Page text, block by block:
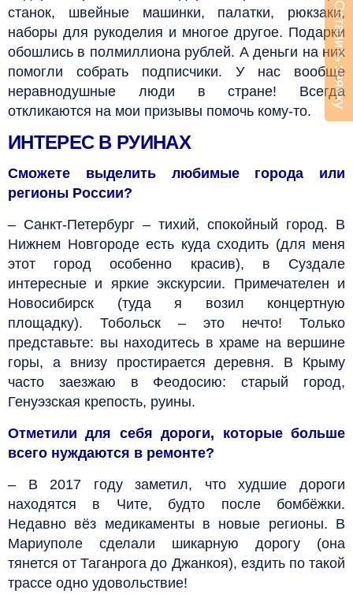
станок, швейные машинки, палатки, рюкзаки,
наборы для рукоделия и многое другое. Подарки
обошлись в полмиллиона рублей. А деньги на них
помогли собрать подписчики. У нас вообще
неравнодушные люди в стране! Всегда
откликаются на мои призывы помочь кому-то.
ИНТЕРЕС В РУИНАХ
Сможете выделить любимые города или
регионы России?
– Санкт-Петербург – тихий, спокойный город. В
Нижнем Новгороде есть куда сходить (для меня
этот город особенно красив), в Суздале
интересные и яркие экскурсии. Примечателен и
Новосибирск (туда я возил концертную
площадку). Тобольск – это нечто! Только
представьте: вы находитесь в храме на вершине
горы, а внизу простирается деревня. В Крыму
часто заезжаю в Феодосию: старый город,
Генуэзская крепость, руины.
Отметили для себя дороги, которые больше
всего нуждаются в ремонте?
– В 2017 году заметил, что худшие дороги
находятся в Чите, будто после бомбёжки.
Недавно вёз медикаменты в новые регионы. В
Мариуполе сделали шикарную дорогу (она
тянется от Таганрога до Джанкоя), ездить по такой
трассе одно удовольствие!
Оставить заявку